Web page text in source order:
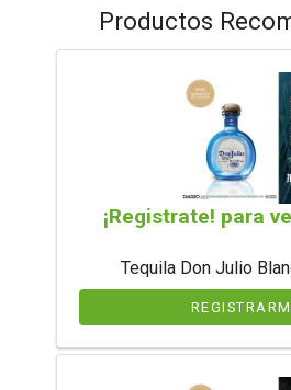
Productos
¡Registrate! para
Tequila Don Julio